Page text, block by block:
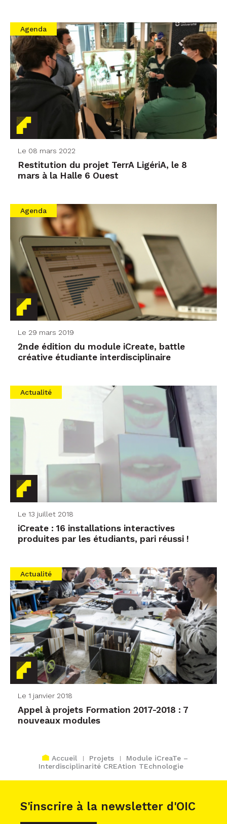
Agenda
Le 08 mars 2022
Restitution du projet TerrA LigériA, le 8
mars à la Halle 6 Ouest
Agenda
Le 29 mars 2019
2nde édition du module iCreate, battle
créative étudiante interdisciplinaire
Actualité
Le 13 juillet 2018
iCreate : 16 installations interactives
produites par les étudiants, pari réussi !
Actualité
Le 1 janvier 2018
Appel à projets Formation 2017-2018 : 7
nouveaux modules
Accueil Projets
Module iCreaTe –
Interdisciplinarité CREAtion TEchnologie
S'inscrire à la newsletter d'OIC